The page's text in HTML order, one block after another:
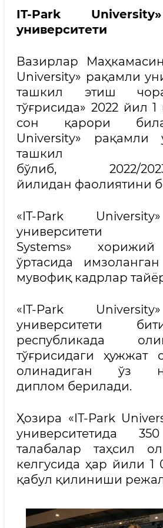
IT-Park
университети
Вазирлар
University» рақамли
ташкил этиш чора-
тўғрисида» 2022 йил
сон қарори
University» рақамли
ташкил
бўлиб, 2022/
йилидан фаолиятини
«IT-Park
Systems»
ўртасида
мувофиқ кадрлар
«IT-Park
университети
республикада
тўғрисидаги ҳужжат
олинадиган ўз
диплом берилади.
Ҳозира «IT-Park
университетида
талабалар таҳсил
келгусида ҳар йили 1
қабул қилиниши